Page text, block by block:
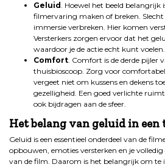
Geluid. Hoewel het beeld belangrijk
filmervaring maken of breken. Slecht
immersie verbreken. Hier komen
Versterkers zorgen ervoor dat het
waardoor je de actie echt kunt voelen.
Comfort. Comfort is de derde pijler
thuisbioscoop. Zorg voor
vergeet niet om kussens en dekens
gezelligheid. Een goed verlichte
ook bijdragen aan de sfeer.
Het belang van geluid in een
Geluid is een essentieel onderdeel van de
opbouwen, emoties versterken en je
van de film. Daarom is het belangrijk om te